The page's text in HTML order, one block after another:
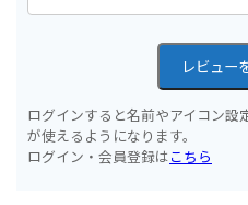
レビュー
ログインすると名前やアイコン
が使えるようになります。
ログイン・会員登録はこちら